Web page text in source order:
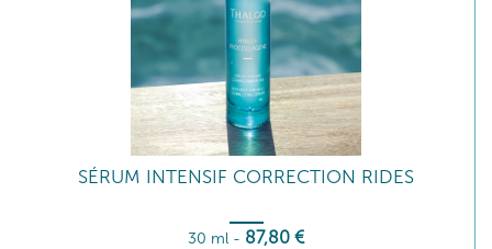
SÉRUM INTENSIF CORRECTION RIDES
30 ml - 87,80 €